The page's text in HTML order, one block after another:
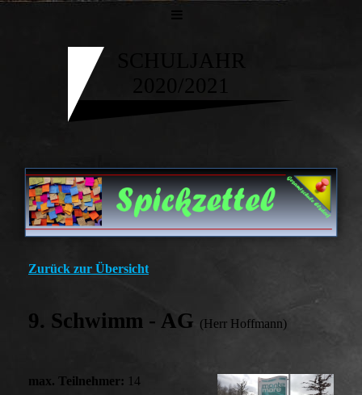
SCHULJAHR
Zurück zur Übersicht
9. Schwimm - AG (Herr Hoffmann)
max. Teilnehmer: 14